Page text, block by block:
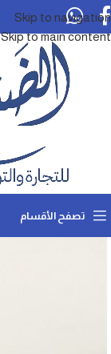
Skip to navigation
Skip to main content
تصفح الأقسام